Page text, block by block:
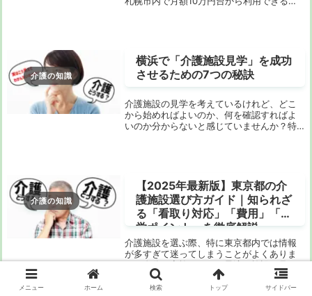
介護の知識
横浜で「介護施設見学」を成功
させるための7つの秘訣
介護施設の見学を考えているけれど、どこ
から始めればよいのか、何を確認すればよ
いのか分からないと感じていませんか？特
介護の知識
【2025年最新版】東京都の介
護施設選び方ガイド｜知られざ
る「看取り対応」「費用」「見
学ポイント」を徹底解説
介護施設を選ぶ際、特に東京都内では情報
が多すぎて迷ってしまうことがよくありま
す。自分や家族にとって最適な施設を見つ
けるためには、単に「近い」「安い」だけ
でなく、介護の質や将来の対応力、費用の
メニュー ホーム 検索 トップ サイドバー